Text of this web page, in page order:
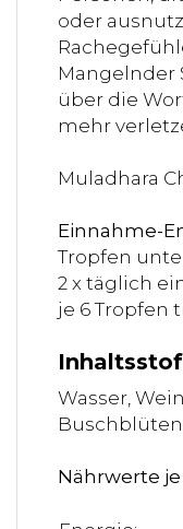
oder
Mangelnder
über die
mehr
Muladhara
Einnahme-
Tropfen
2 x täglich
je 6 Tropfen
Wasser,
Buschblüten
Nährwerte je